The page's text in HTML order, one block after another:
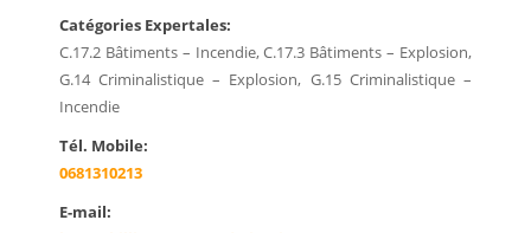
Catégories Expertales:
C.17.2 Bâtiments – Incendie, C.17.3 Bâtiments – Explosion,
G.14 Criminalistique – Explosion, G.15 Criminalistique –
Incendie
Tél. Mobile:
0681310213
E-mail: